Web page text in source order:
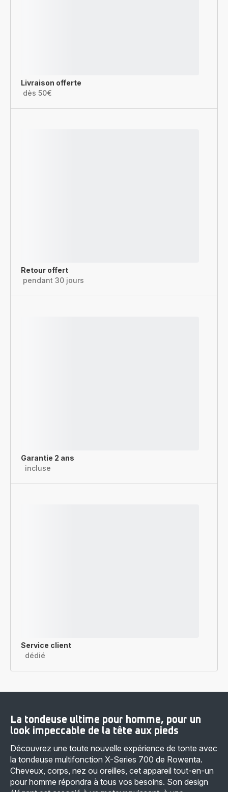
Livraison offerte
dès 50€
Retour offert
pendant 30 jours
Garantie 2 ans
incluse
Service client
dédié
La tondeuse ultime pour homme, pour un
look impeccable de la tête aux pieds
Découvrez une toute nouvelle expérience de tonte avec
la tondeuse multifonction X-Series 700 de Rowenta.
Cheveux, corps, nez ou oreilles, cet appareil tout-en-un
pour homme répondra à tous vos besoins. Son design